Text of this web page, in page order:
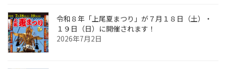
令和８年「上尾夏まつり」が７月１８日（土）・
１９日（日）に開催されます！
2026年7月2日